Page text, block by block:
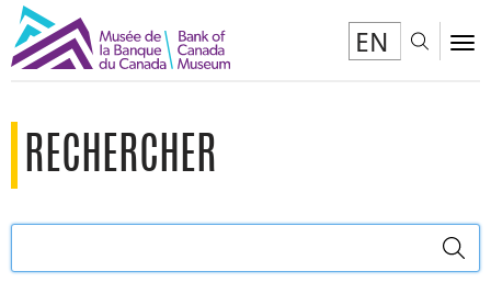
EN
RECHERCHER
Rechercher dans le site